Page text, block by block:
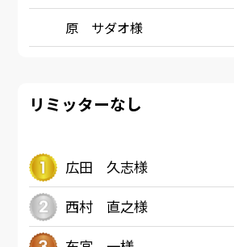
原 サダオ様
リミッターなし
広田 久志様
西村 直之様